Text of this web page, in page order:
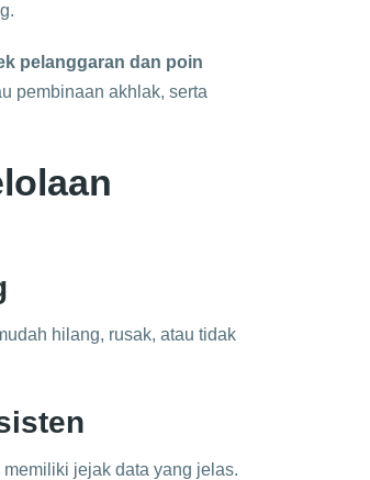
pelanggaran dan poin
pembinaan akhlak, serta
hilang, rusak, atau tidak
jejak data yang jelas.